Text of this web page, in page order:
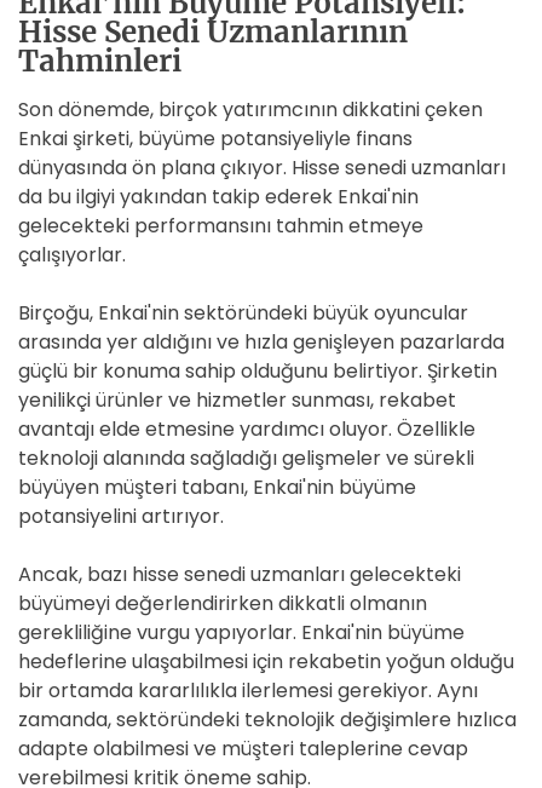
Hisse Senedi Uzmanlarının
Tahminleri
Son dönemde, birçok yatırımcının dikkatini çeken
Enkai şirketi, büyüme potansiyeliyle finans
dünyasında ön plana çıkıyor. Hisse senedi uzmanları
da bu ilgiyi yakından takip ederek Enkai'nin
gelecekteki performansını tahmin etmeye
çalışıyorlar.
Birçoğu, Enkai'nin sektöründeki büyük oyuncular
arasında yer aldığını ve hızla genişleyen pazarlarda
güçlü bir konuma sahip olduğunu belirtiyor. Şirketin
yenilikçi ürünler ve hizmetler sunması, rekabet
avantajı elde etmesine yardımcı oluyor. Özellikle
teknoloji alanında sağladığı gelişmeler ve sürekli
büyüyen müşteri tabanı, Enkai'nin büyüme
potansiyelini artırıyor.
Ancak, bazı hisse senedi uzmanları gelecekteki
büyümeyi değerlendirirken dikkatli olmanın
gerekliliğine vurgu yapıyorlar. Enkai'nin büyüme
hedeflerine ulaşabilmesi için rekabetin yoğun olduğu
bir ortamda kararlılıkla ilerlemesi gerekiyor. Aynı
zamanda, sektöründeki teknolojik değişimlere hızlıca
adapte olabilmesi ve müşteri taleplerine cevap
verebilmesi kritik öneme sahip.